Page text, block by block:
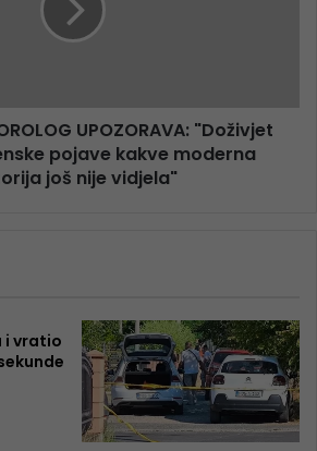
UPOZORAVA: "Doživjet
pojave kakve moderna
još nije vidjela"
i vratio